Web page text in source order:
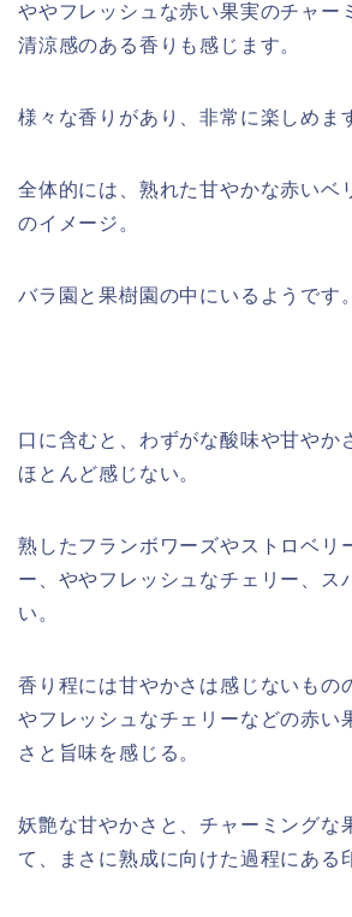
ややフレッシュな赤い果実のチャー
清涼感のある香りも感じます。
様々な香りがあり、非常に楽しめま
全体的には、熟れた甘やかな赤いベ
のイメージ。
バラ園と果樹園の中にいるようです。
口に含むと、わずがな酸味や甘やか
ほとんど感じない。
熟したフランボワーズやストロベリ
ー、ややフレッシュなチェリー、ス
い。
香り程には甘やかさは感じないもの
やフレッシュなチェリーなどの赤い
さと旨味を感じる。
妖艶な甘やかさと、チャーミングな
て、まさに熟成に向けた過程にある